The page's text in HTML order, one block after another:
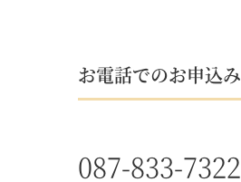
お電話でのお申込み
087-833-7322